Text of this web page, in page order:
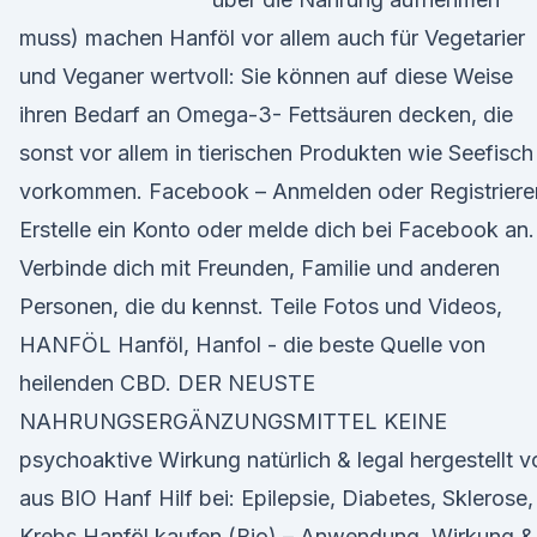
muss) machen Hanföl vor allem auch für Vegetarier
und Veganer wertvoll: Sie können auf diese Weise
ihren Bedarf an Omega-3- Fettsäuren decken, die
sonst vor allem in tierischen Produkten wie Seefisch
vorkommen. Facebook – Anmelden oder
Erstelle ein Konto oder melde dich bei Facebook an.
Verbinde dich mit Freunden, Familie und anderen
Personen, die du kennst. Teile Fotos und Videos,
HANFÖL Hanföl, Hanfol - die beste Quelle von
heilenden CBD. DER NEUSTE
NAHRUNGSERGÄNZUNGSMITTEL KEINE
psychoaktive Wirkung natürlich & legal hergestellt
aus BIO Hanf Hilf bei: Epilepsie, Diabetes, Sklerose,